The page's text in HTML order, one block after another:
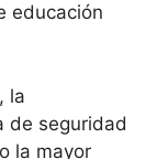
educación
la
de seguridad
la mayor